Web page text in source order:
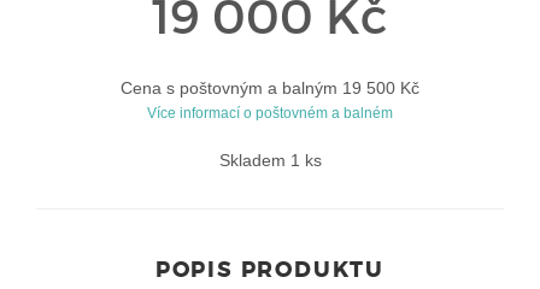
19 000 Kč
Cena s poštovným a balným 19 500 Kč
Více informací o poštovném a balném
Skladem 1 ks
POPIS PRODUKTU